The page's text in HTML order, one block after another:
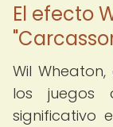
El efecto
Wil
los juegos
significativo